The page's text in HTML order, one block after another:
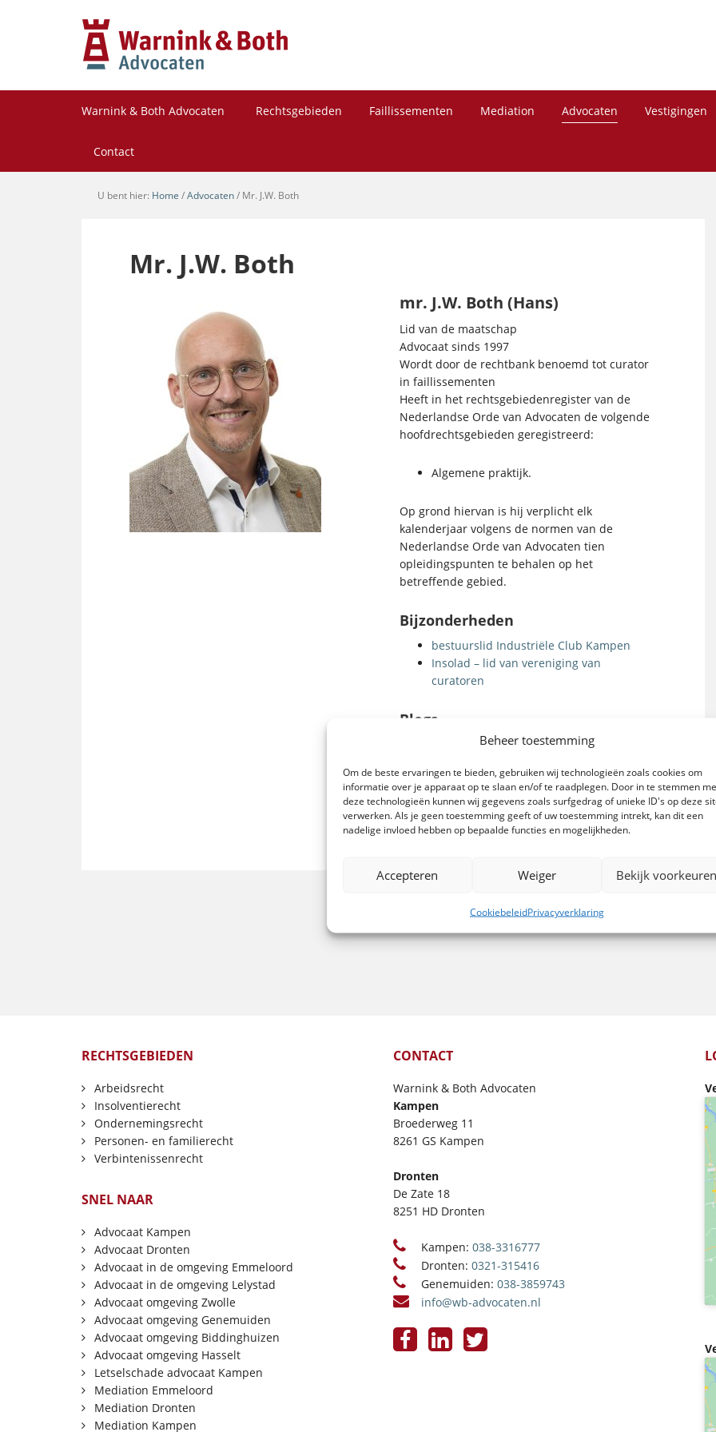
Beheer toestemming
Om de beste ervaringen te bieden, gebruiken wij technologieën zoals cookies om
informatie over je apparaat op te slaan en/of te raadplegen. Door in te stemmen
deze technologieën kunnen wij gegevens zoals surfgedrag of unieke ID's op deze
verwerken. Als je geen toestemming geeft of uw toestemming intrekt, kan dit een
nadelige invloed hebben op bepaalde functies en mogelijkheden.
Accepteren Weiger Bekijk voorkeuren
CookiebeleidPrivacyverklaring
Warnink & Both Advocaten Rechtsgebieden Faillissementen Mediation Advocaten Vestigingen
Contact
U bent hier: Home /Advocaten/ Mr. J.W. Both
Mr. J.W. Both
mr. J.W. Both (Hans)
Lid van de maatschap
Advocaat sinds 1997
Wordt door de rechtbank benoemd tot curator
in faillissementen
Heeft in het rechtsgebiedenregister van de
Nederlandse Orde van Advocaten de volgende
hoofdrechtsgebieden geregistreerd:
Algemene praktijk.
Op grond hiervan is hij verplicht elk
kalenderjaar volgens de normen van de
Nederlandse Orde van Advocaten tien
opleidingspunten te behalen op het
betreffende gebied.
Bijzonderheden
bestuurslid Industriële Club Kampen
Insolad – lid van vereniging van
curatoren
Blogs
Stakingsrecht
WHOA en bedrijfseinde
NOW-subsidie
eerlijk zakendoen door gemeenten
planschade verder ingekaderd
RECHTSGEBIEDEN
Arbeidsrecht
Insolventierecht
Ondernemingsrecht
Personen- en familierecht
Verbintenissenrecht
SNEL NAAR
Advocaat Kampen
Advocaat Dronten
Advocaat in de omgeving Emmeloord
Advocaat in de omgeving Lelystad
Advocaat omgeving Zwolle
Advocaat omgeving Genemuiden
Advocaat omgeving Biddinghuizen
Advocaat omgeving Hasselt
Letselschade advocaat Kampen
Mediation Emmeloord
Mediation Dronten
Mediation Kampen
CONTACT
Warnink & Both Advocaten
Kampen
Broederweg 11
8261 GS Kampen
Dronten
De Zate 18
8251 HD Dronten
Kampen: 038-3316777
Dronten: 0321-315416
Genemuiden: 038-3859743
info@wb-advocaten.nl